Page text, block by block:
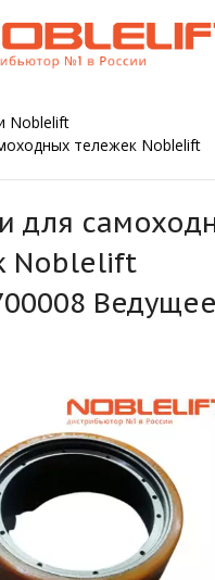
Noblelift
тележек Noblelift
для
Noblelift
Ведущее